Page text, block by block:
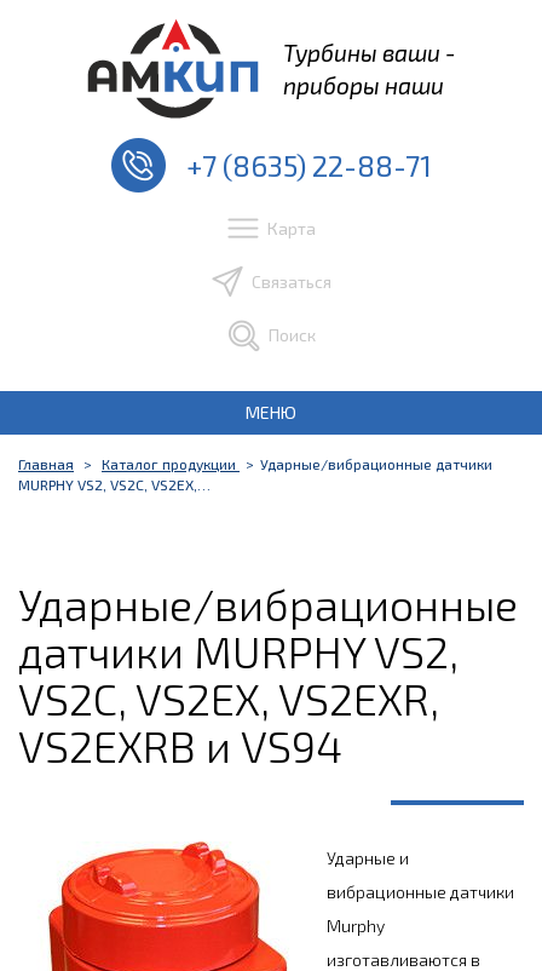
Турбины ваши -
приборы наши
+7 (8635) 22-88-71
Карта
Связаться
Поиск
МЕНЮ
Главная Каталог продукции
Ударные/вибрационные датчики
MURPHY VS2, VS2C, VS2EX,…
Ударные/вибрационные
датчики MURPHY VS2,
VS2C, VS2EX, VS2EXR,
VS2EXRB и VS94
Ударные и
вибрационные датчики
Murphy
изготавливаются в